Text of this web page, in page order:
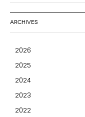
ARCHIVES
2026
2025
2024
2023
2022